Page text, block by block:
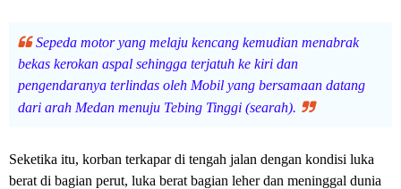
Sepeda motor yang melaju kencang kemudian menabrak
bekas kerokan aspal sehingga terjatuh ke kiri dan
pengendaranya terlindas oleh Mobil yang bersamaan datang
dari arah Medan menuju Tebing Tinggi (searah).
Seketika itu, korban terkapar di tengah jalan dengan kondisi luka
berat di bagian perut, luka berat bagian leher dan meninggal dunia